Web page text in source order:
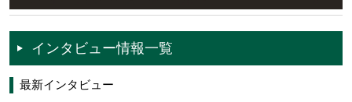
インタビュー情報一覧
最新インタビュー